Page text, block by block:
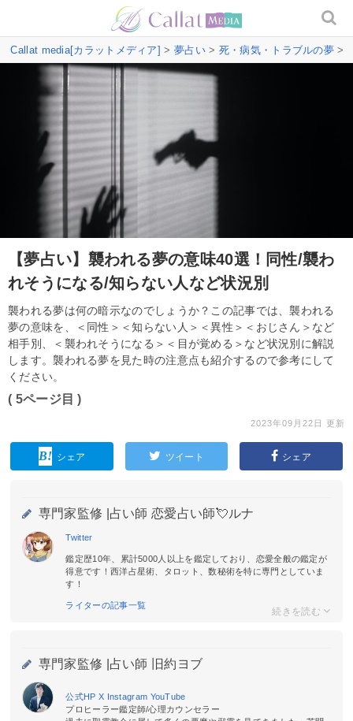
Callat media[カラットメディア] > 夢占い> 死・病気・トラブルの夢 >
【夢占い】襲われる夢の意味40選！同性/襲わ
れそうになる/知らない人など状況別
襲われる夢は何の暗示なのでしょうか？この記事では、襲われる
夢の意味を、＜同性＞＜知らない人＞＜異性＞＜おじさん＞など
相手別、＜襲われそうになる＞＜目が覚める＞など状況別に解説
します。襲われる夢を見た時の注意点も紹介するので参考にして
ください。
( 5ページ目 )
2023年09月22日 更新
シェア ツイート シェア
専門家監修 | 占い師 恋愛占い師💘ルナ
Twitter
鑑定歴10年、累計5000人以上を鑑定しており、恋愛全般の鑑定が
得意です！西洋占星術、タロット、数秘術を特に専門としていま
す！
ライターの記事一覧
専門家監修 | 占い師 旧約ヨブ
公式HP X Instagram YouTube
プロヒーラー鑑定師/心理カウンセラー